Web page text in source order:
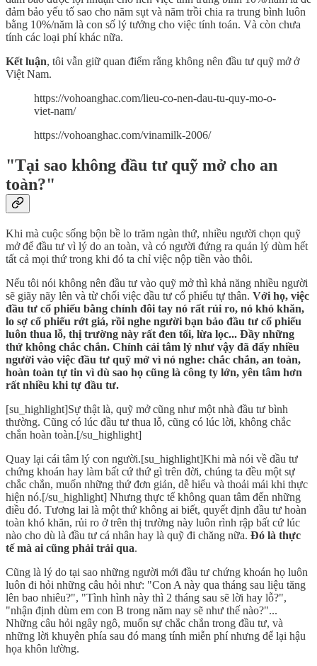
đảm bảo yếu tố sao cho năm sụt và năm trồi chia ra trung bình luôn
bằng 10%/năm là con số lý tưởng cho việc tính toán. Và còn chưa
tính các loại phí khác nữa.
Kết luận, tôi vẫn giữ quan điểm rằng không nên đầu tư quỹ mở ở
Việt Nam.
https://vohoanghac.com/lieu-co-nen-dau-tu-quy-mo-o-
viet-nam/
https://vohoanghac.com/vinamilk-2006/
"Tại sao không đầu tư quỹ mở cho an
toàn?"
Khi mà cuộc sống bộn bề lo trăm ngàn thứ, nhiều người chọn quỹ
mở để đầu tư vì lý do an toàn, và có người đứng ra quản lý dùm hết
tất cả mọi thứ trong khi đó ta chỉ việc nộp tiền vào thôi.
Nếu tôi nói không nên đầu tư vào quỹ mở thì khả năng nhiều người
sẽ giãy nãy lên và từ chối việc đầu tư cổ phiếu tự thân. Với họ, việc
đầu tư cổ phiếu bằng chính đôi tay nó rất rủi ro, nó khó khăn,
lo sợ cổ phiếu rớt giá, rồi nghe người bạn bảo đầu tư cổ phiếu
luôn thua lỗ, thị trường này rất đen tối, lừa lọc... Đầy những
thứ không chắc chắn. Chính cái tâm lý như vậy đã đẩy nhiều
người vào việc đầu tư quỹ mở vì nó nghe: chắc chắn, an toàn,
hoàn toàn tự tin vì dù sao họ cũng là công ty lớn, yên tâm hơn
rất nhiều khi tự đầu tư.
[su_highlight]Sự thật là, quỹ mở cũng như một nhà đầu tư bình
thường. Cũng có lúc đầu tư thua lỗ, cũng có lúc lời, không chắc
chắn hoàn toàn.[/su_highlight]
Quay lại cái tâm lý con người.[su_highlight]Khi mà nói về đầu tư
chứng khoán hay làm bất cứ thứ gì trên đời, chúng ta đều một sự
chắc chắn, muốn những thứ đơn giản, dễ hiểu và thoải mái khi thực
hiện nó.[/su_highlight] Nhưng thực tế không quan tâm đến những
điều đó. Tương lai là một thứ không ai biết, quyết định đầu tư hoàn
toàn khó khăn, rủi ro ở trên thị trường này luôn rình rập bất cứ lúc
nào cho dù là đầu tư cá nhân hay là quỹ đi chăng nữa. Đó là thực
tế mà ai cũng phải trải qua.
Cũng là lý do tại sao những người mới đầu tư chứng khoán họ luôn
luôn đi hỏi những câu hỏi như: "Con A này qua tháng sau liệu tăng
lên bao nhiêu?", "Tình hình này thì 2 tháng sau sẽ lời hay lỗ?",
"nhận định dùm em con B trong năm nay sẽ như thế nào?"...
Những câu hỏi ngây ngô, muốn sự chắc chắn trong đầu tư, và
những lời khuyên phía sau đó mang tính miễn phí nhưng để lại hậu
họa khôn lường.